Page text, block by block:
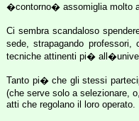
�contorno� assomiglia molto
Ci sembra scandaloso
sede, strapagando
tecniche attinenti pi�
Tanto pi� che gli stessi
(che serve solo a selezionare,
atti che regolano il loro operato.